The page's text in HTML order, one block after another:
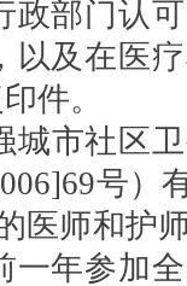
政部门认
以及在医
件。
城市社区
号）
医师和护
一年参加